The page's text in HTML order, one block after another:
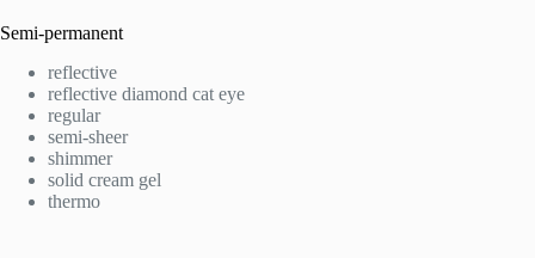
Semi-permanent
reflective
reflective diamond cat eye
regular
semi-sheer
shimmer
solid cream gel
thermo